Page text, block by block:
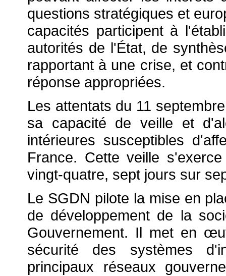
questions stratégiques et
capacités participent à
autorités de l'État, de
rapportant à une crise, et
réponse appropriées.
Les attentats du 11
sa capacité de veille et
intérieures susceptibles
France. Cette veille
vingt-quatre, sept jours sur
Le SGDN pilote la mise en
de développement de la
Gouvernement. Il met en
sécurité des systèmes
principaux réseaux